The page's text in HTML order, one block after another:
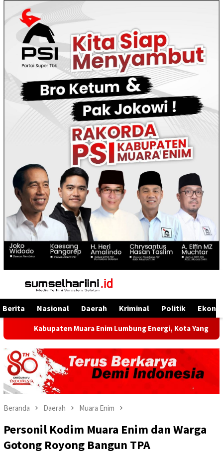
Menu
Mobile
Berita Nasional Daerah Kriminal Politik
Muara Enim Lumbung Energi, Kota Yang Kaya Energi
Beranda Daerah Muara Enim
Personil Kodim Muara Enim dan Warga
Gotong Royong Bangun TPA